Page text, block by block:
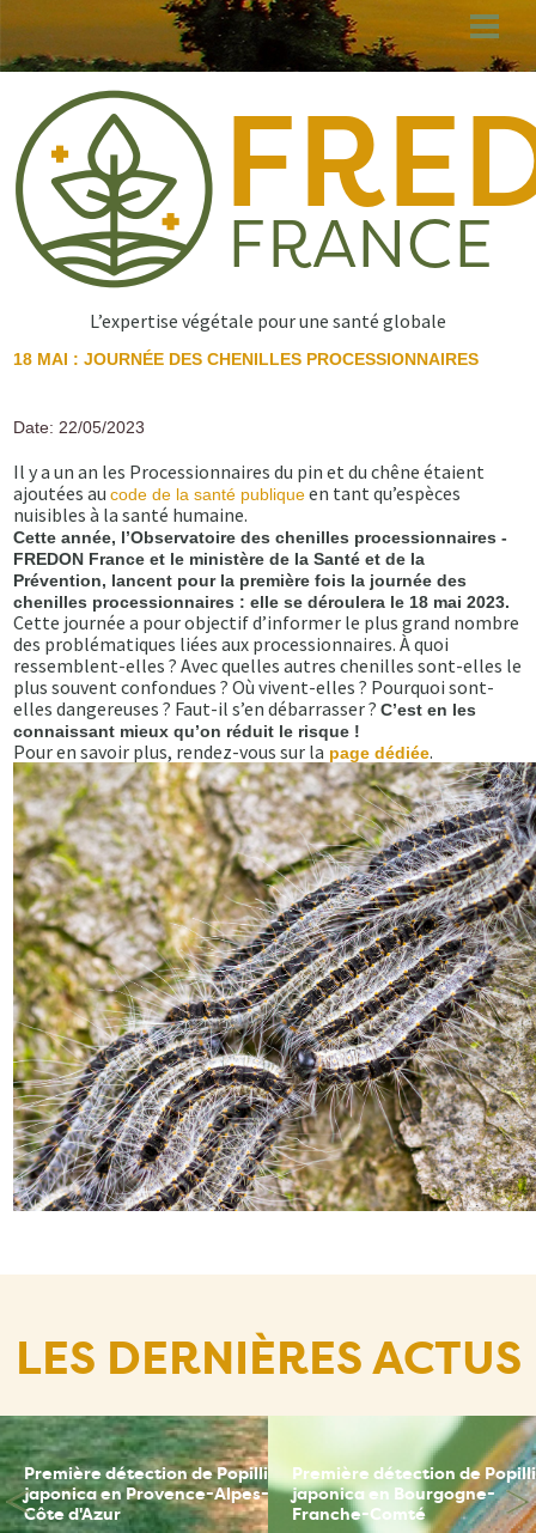
au
principal
L’expertise végétale pour une santé globale
18 MAI : JOURNÉE DES CHENILLES PROCESSIONNAIRES
Date: 22/05/2023
Il y a un an les Processionnaires du pin et du chêne étaient
ajoutées aucode de la santé publiqueen tant qu’espèces
nuisibles à la santé humaine.
Cette année, l’Observatoire des chenilles processionnaires -
FREDON France et le ministère de la Santé et de la
Prévention, lancent pour la première fois la journée des
chenilles processionnaires : elle se déroulera le 18 mai 2023.
Cette journée a pour objectif d’informer le plus grand nombre
des problématiques liées aux processionnaires. À quoi
ressemblent-elles ? Avec quelles autres chenilles sont-elles le
plus souvent confondues ? Où vivent-elles ? Pourquoi sont-
elles dangereuses ? Faut-il s’en débarrasser ?C’est en les
connaissant mieux qu’on réduit le risque !
Pour en savoir plus, rendez-vous sur la page dédiée.
LES DERNIÈRES ACTUS
Première détection de Popillia
japonica en Provence-Alpes-
Côte d'Azur
Première détection de
japonica en Bourgogne-
Franche-Comté